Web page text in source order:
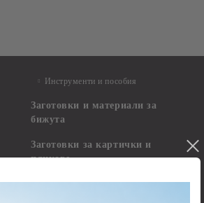
Инструменти и пособия
Заготовки и материали за
бижута
Заготовки за картички и
пликове